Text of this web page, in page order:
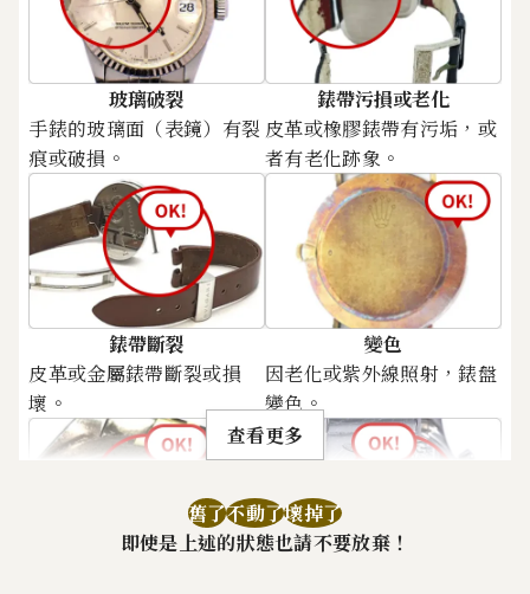
玻璃破裂
手錶的玻璃面（表鏡）有裂
痕或破損。
錶帶污損或老化
皮革或橡膠錶帶有污垢，或
者有老化跡象。
錶帶斷裂
皮革或金屬錶帶斷裂或損
壞。
變色
因老化或紫外線照射，錶盤
變色。
查看更多
舊了不動了壞掉了
即使是上述的狀態也請不要放棄！